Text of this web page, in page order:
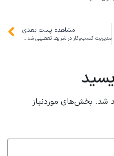
مشاهده پست بعدی
مدیریت کسب‌وکار در شرایط تعطیلی شنبه‌ها و بارش برف: چالش‌ها و فرصت‌ها
شد. بخش‌های موردنیاز